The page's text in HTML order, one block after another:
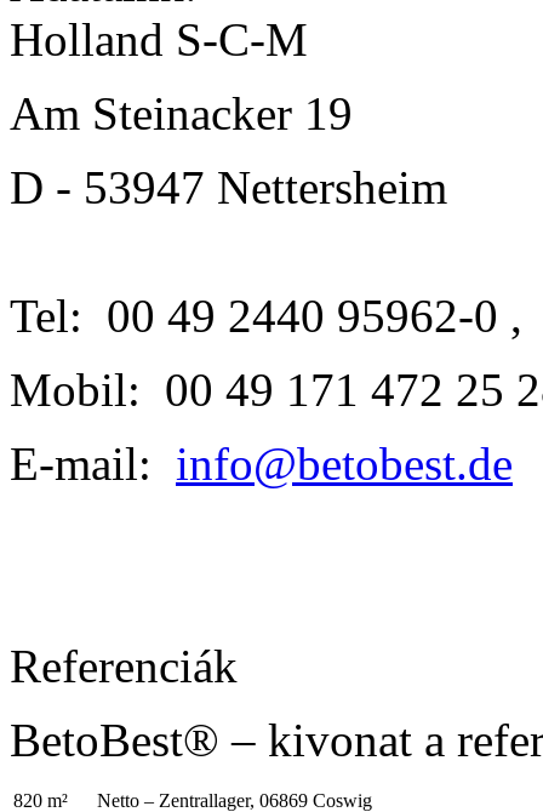
Holland S-C-M
Am Steinacker 19
D - 53947 Nettersheim
Tel: 00 49 2440 95962-0
Mobil: 00 49 171 472 25
E-mail: info@betobest.de
Referenciák
BetoBest® – kivonat a
820 m²
Netto – Zentrallager, 06869 Coswig